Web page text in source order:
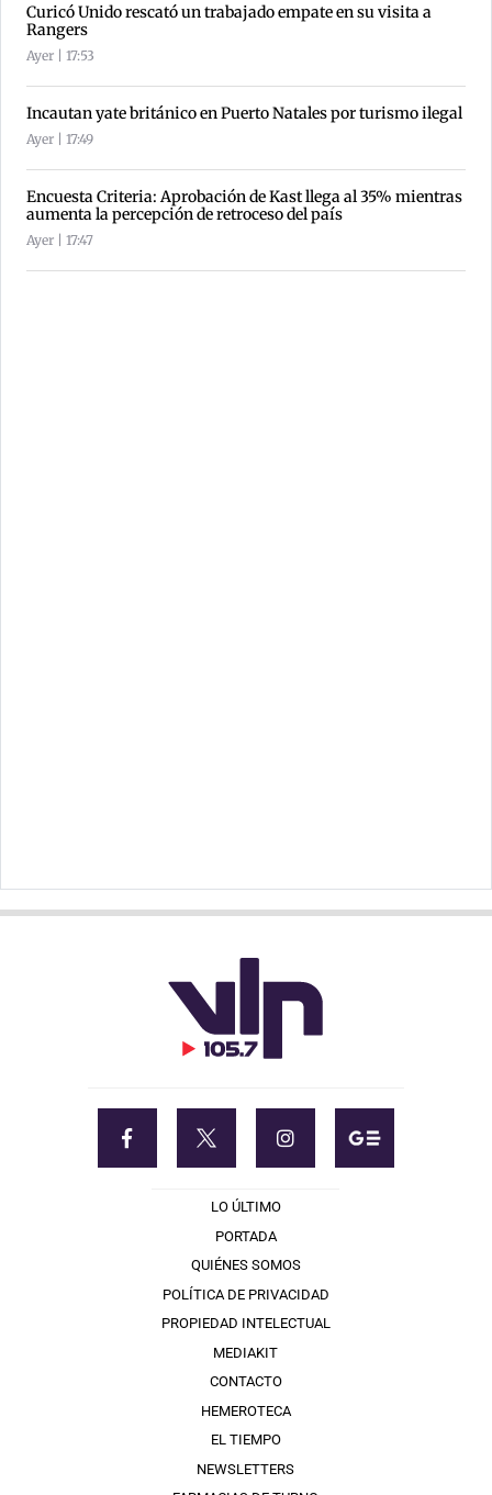
Curicó Unido rescató un trabajado empate en su visita a
Rangers
Ayer | 17:53
Incautan yate británico en Puerto Natales por turismo ilegal
Ayer | 17:49
Encuesta Criteria: Aprobación de Kast llega al 35% mientras
aumenta la percepción de retroceso del país
Ayer | 17:47
LO ÚLTIMO
PORTADA
QUIÉNES SOMOS
POLÍTICA DE PRIVACIDAD
PROPIEDAD INTELECTUAL
MEDIAKIT
CONTACTO
HEMEROTECA
EL TIEMPO
NEWSLETTERS